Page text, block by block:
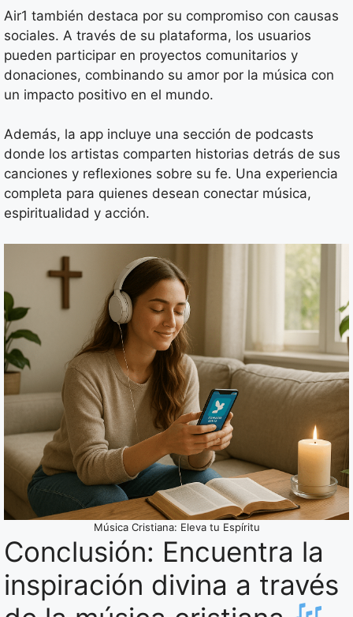
Air1 también destaca por su compromiso con causas
sociales. A través de su plataforma, los usuarios
pueden participar en proyectos comunitarios y
donaciones, combinando su amor por la música con
un impacto positivo en el mundo.
Además, la app incluye una sección de podcasts
donde los artistas comparten historias detrás de sus
canciones y reflexiones sobre su fe. Una experiencia
completa para quienes desean conectar música,
espiritualidad y acción.
Música Cristiana: Eleva tu Espíritu
Conclusión: Encuentra la
inspiración divina a través